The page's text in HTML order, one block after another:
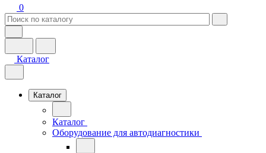
0
Каталог
Каталог
Каталог
Оборудование для автодиагностики